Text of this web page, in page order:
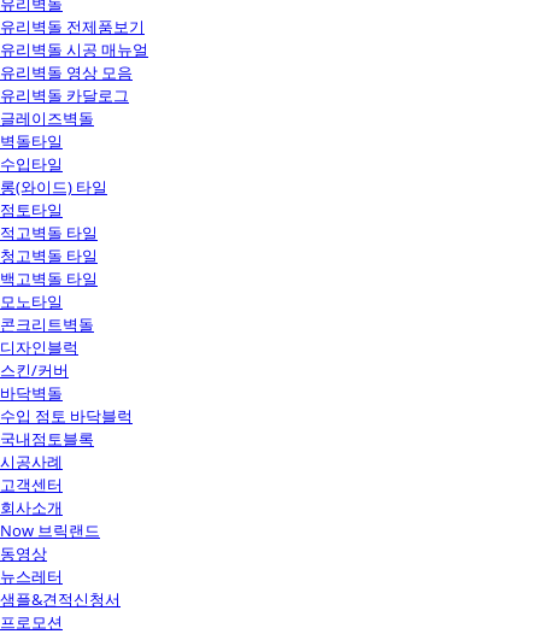
유리벽돌 전제품보기
유리벽돌 시공 매뉴얼
유리벽돌 영상 모음
유리벽돌 카달로그
글레이즈벽돌
벽돌타일
수입타일
롱(와이드) 타일
점토타일
적고벽돌 타일
청고벽돌 타일
백고벽돌 타일
모노타일
콘크리트벽돌
디자인블럭
스킨/커버
바닥벽돌
수입 점토 바닥블럭
국내점토블록
시공사례
고객센터
회사소개
Now 브릭랜드
동영상
뉴스레터
샘플&견적신청서
프로모션